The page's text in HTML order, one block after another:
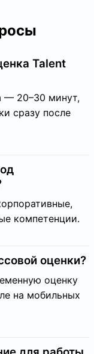
Talent
— 20–30 минут,
сразу после
компетенции.
оценки?
оценку
на мобильных